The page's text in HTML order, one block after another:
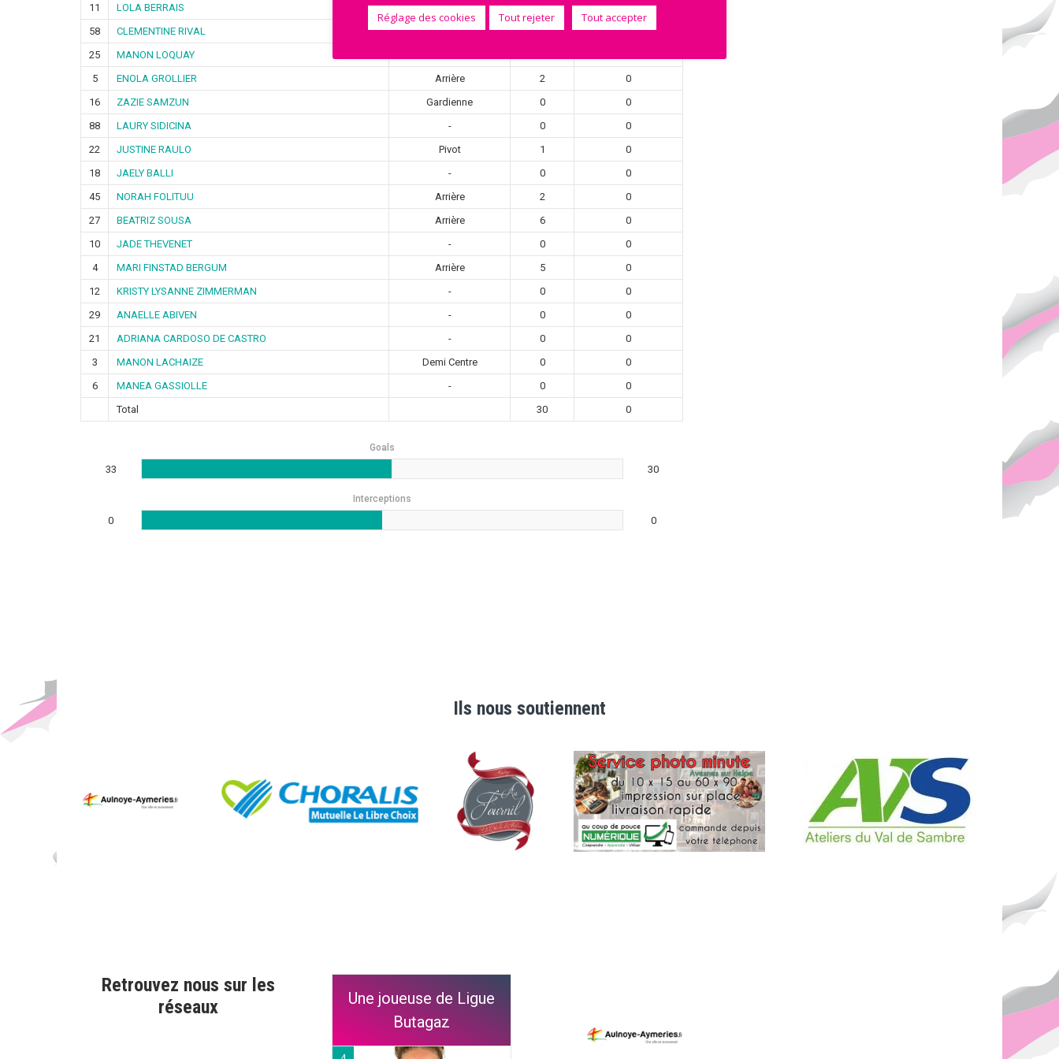
11
LOLA BERRAIS Ailière 0
0
58
CLEMENTINE RIVAL Ailière 1
0
25
MANON LOQUAY
5
ENOLA GROLLIER Arrière 2
0
16
ZAZIE SAMZUN Gardienne 0
0
88
LAURY SIDICINA - 0
0
22
JUSTINE RAULO Pivot 1
0
18
JAELY BALLI - 0
0
45
NORAH FOLITUU Arrière 2
0
27
BEATRIZ SOUSA Arrière 6
0
10
JADE THEVENET - 0
0
4
MARI FINSTAD BERGUM Arrière 5
0
12
KRISTY LYSANNE ZIMMERMAN - 0
0
29
ANAELLE ABIVEN - 0
0
21
ADRIANA CARDOSO DE CASTRO - 0
0
3
MANON LACHAIZE Demi Centre 0
0
6
MANEA GASSIOLLE - 0
0
Total
30 0
Goals
33 30
Interceptions
0 0
Ils nous soutiennent
Retrouvez nous sur les
réseaux
Une joueuse de Ligue
Butagaz
Réglage des cookies Tout rejeter Tout accepter